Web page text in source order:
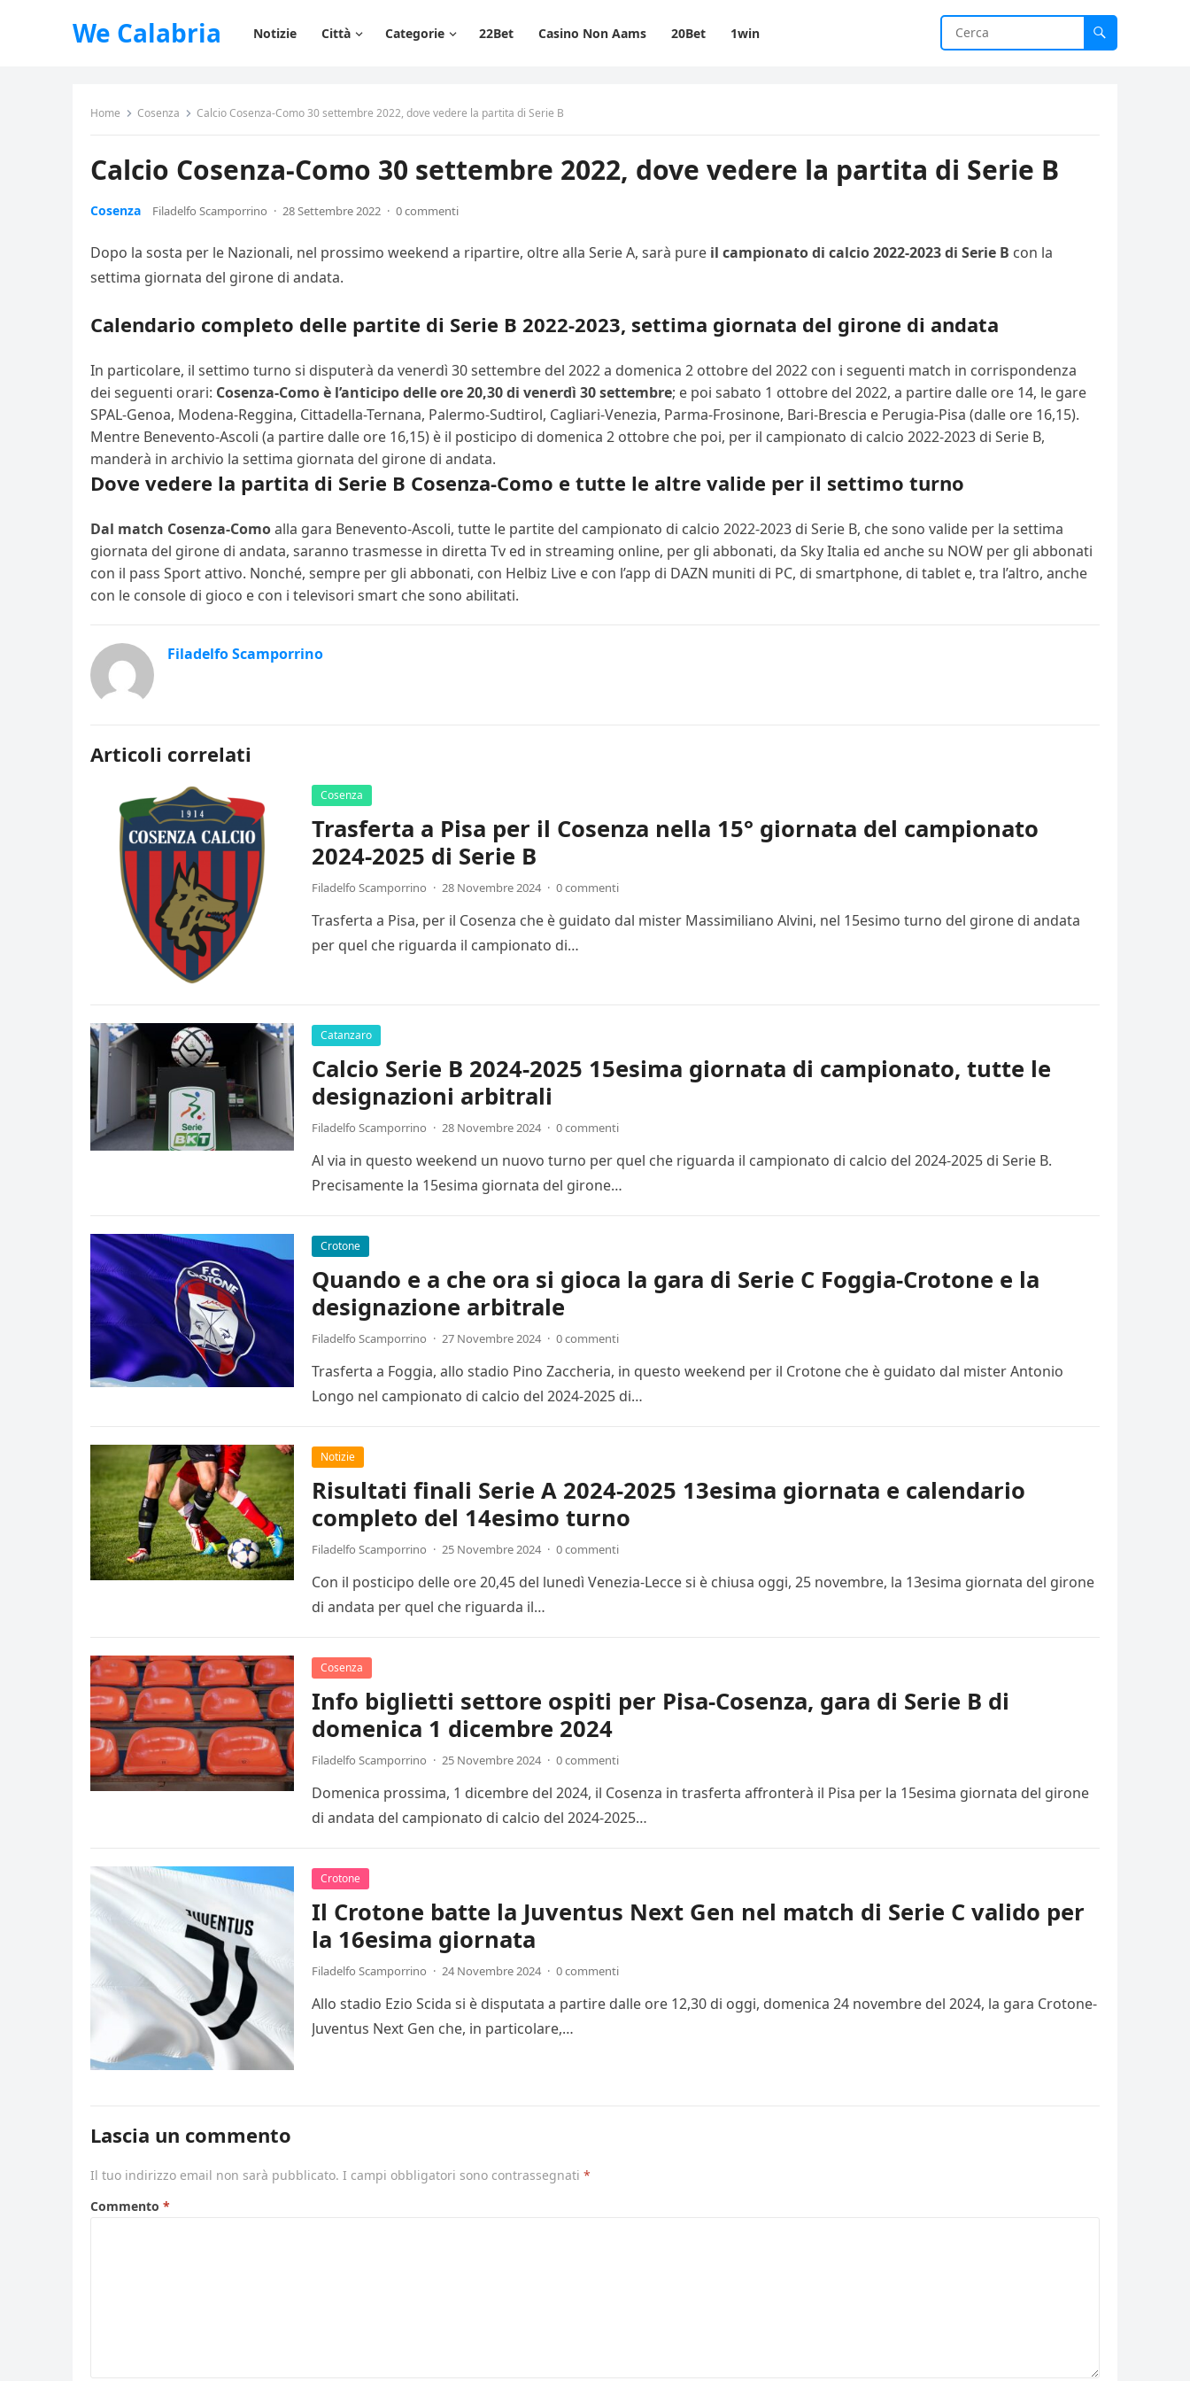
We Calabria Notizie Città Categorie 22Bet Casino Non Aams 20Bet 1win
Home Cosenza Calcio Cosenza-Como 30 settembre 2022, dove vedere la partita di Serie B
Calcio Cosenza-Como 30 settembre 2022, dove vedere la partita di Serie B
Cosenza Filadelfo Scamporrino · 28 Settembre 2022 · 0 commenti
Dopo la sosta per le Nazionali, nel prossimo weekend a ripartire, oltre alla Serie A, sarà pure il campionato di calcio 2022-2023 di Serie B con la
settima giornata del girone di andata.
Calendario completo delle partite di Serie B 2022-2023, settima giornata del girone di andata
In particolare, il settimo turno si disputerà da venerdì 30 settembre del 2022 a domenica 2 ottobre del 2022 con i seguenti match in corrispondenza
dei seguenti orari: Cosenza-Como è l’anticipo delle ore 20,30 di venerdì 30 settembre; e poi sabato 1 ottobre del 2022, a partire dalle ore 14, le gare
SPAL-Genoa, Modena-Reggina, Cittadella-Ternana, Palermo-Sudtirol, Cagliari-Venezia, Parma-Frosinone, Bari-Brescia e Perugia-Pisa (dalle ore 16,15).
Mentre Benevento-Ascoli (a partire dalle ore 16,15) è il posticipo di domenica 2 ottobre che poi, per il campionato di calcio 2022-2023 di Serie B,
manderà in archivio la settima giornata del girone di andata.
Dove vedere la partita di Serie B Cosenza-Como e tutte le altre valide per il settimo turno
Dal match Cosenza-Comoalla gara Benevento-Ascoli, tutte le partite del campionato di calcio 2022-2023 di Serie B, che sono valide per la settima
giornata del girone di andata, saranno trasmesse in diretta Tv ed in streaming online, per gli abbonati, da Sky Italia ed anche su NOW per gli abbonati
con il pass Sport attivo. Nonché, sempre per gli abbonati, con Helbiz Live e con l’app di DAZN muniti di PC, di smartphone, di tablet e, tra l’altro, anche
con le console di gioco e con i televisori smart che sono abilitati.
Filadelfo Scamporrino
Articoli correlati
Cosenza
Trasferta a Pisa per il Cosenza nella 15° giornata del campionato
2024-2025 di Serie B
Filadelfo Scamporrino · 28 Novembre 2024 · 0 commenti
Trasferta a Pisa, per il Cosenza che è guidato dal mister Massimiliano Alvini, nel 15esimo turno del girone di andata
per quel che riguarda il campionato di…
Catanzaro
Calcio Serie B 2024-2025 15esima giornata di campionato, tutte le
designazioni arbitrali
Filadelfo Scamporrino · 28 Novembre 2024 · 0 commenti
Al via in questo weekend un nuovo turno per quel che riguarda il campionato di calcio del 2024-2025 di Serie B.
Precisamente la 15esima giornata del girone…
Crotone
Quando e a che ora si gioca la gara di Serie C Foggia-Crotone e la
designazione arbitrale
Filadelfo Scamporrino · 27 Novembre 2024 · 0 commenti
Trasferta a Foggia, allo stadio Pino Zaccheria, in questo weekend per il Crotone che è guidato dal mister Antonio
Longo nel campionato di calcio del 2024-2025 di…
Notizie
Risultati finali Serie A 2024-2025 13esima giornata e calendario
completo del 14esimo turno
Filadelfo Scamporrino · 25 Novembre 2024 · 0 commenti
Con il posticipo delle ore 20,45 del lunedì Venezia-Lecce si è chiusa oggi, 25 novembre, la 13esima giornata del girone
di andata per quel che riguarda il…
Cosenza
Info biglietti settore ospiti per Pisa-Cosenza, gara di Serie B di
domenica 1 dicembre 2024
Filadelfo Scamporrino · 25 Novembre 2024 · 0 commenti
Domenica prossima, 1 dicembre del 2024, il Cosenza in trasferta affronterà il Pisa per la 15esima giornata del girone
di andata del campionato di calcio del 2024-2025…
Crotone
Il Crotone batte la Juventus Next Gen nel match di Serie C valido per
la 16esima giornata
Filadelfo Scamporrino · 24 Novembre 2024 · 0 commenti
Allo stadio Ezio Scida si è disputata a partire dalle ore 12,30 di oggi, domenica 24 novembre del 2024, la gara Crotone-
Juventus Next Gen che, in particolare,…
Lascia un commento
Il tuo indirizzo email non sarà pubblicato. I campi obbligatori sono contrassegnati *
Commento *